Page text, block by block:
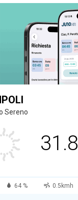
Sereno
31.8
64 % 0.5kmh